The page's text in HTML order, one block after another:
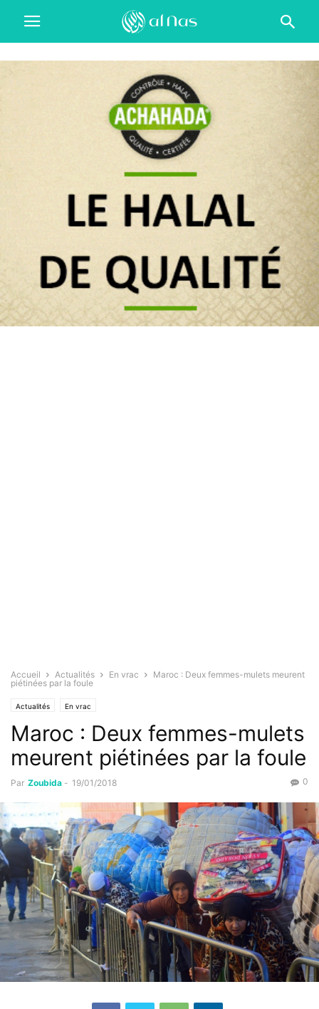
Accueil Actualités En vrac
Maroc : Deux femmes-mulets meurent
piétinées par la foule
Actualités En vrac
Maroc : Deux femmes-mulets
meurent piétinées par la foule
Par Zoubida - 19/01/2018 0